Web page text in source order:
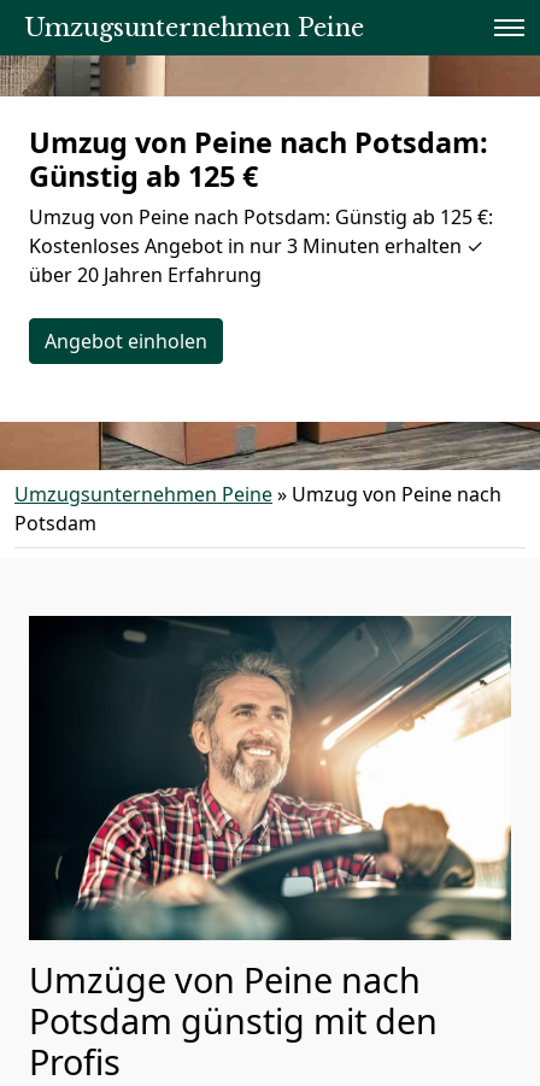
Umzugsunternehmen Peine
Umzug von Peine nach Potsdam:
Günstig ab 125 €
Umzug von Peine nach Potsdam: Günstig ab 125 €:
Kostenloses Angebot in nur 3 Minuten erhalten ✓
über 20 Jahren Erfahrung
Angebot einholen
Umzugsunternehmen Peine» Umzug von Peine nach
Potsdam
Umzüge von Peine nach
Potsdam günstig mit den
Profis